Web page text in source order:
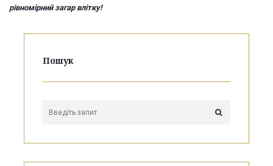
рівномірний загар влітку!
Пошук